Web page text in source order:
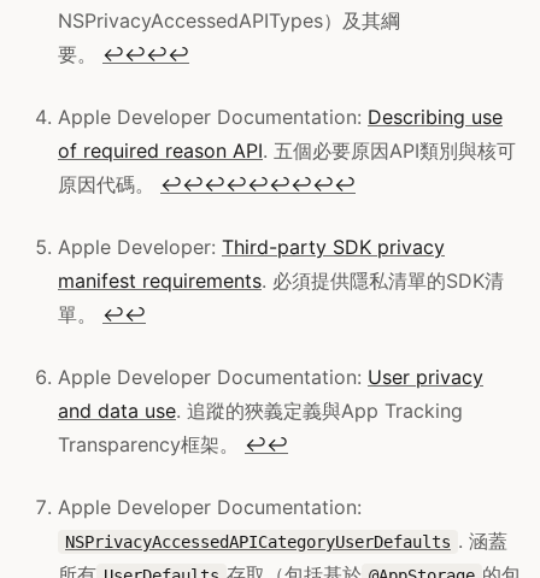
NSPrivacyAccessedAPITypes）及其綱
要。 ↩↩↩↩
Apple Developer Documentation: Describing use
of required reason API. 五個必要原因API類別與核可
原因代碼。 ↩↩↩↩↩↩↩↩↩
Apple Developer: Third-party SDK privacy
manifest requirements. 必須提供隱私清單的SDK清
單。 ↩↩
Apple Developer Documentation: User privacy
and data use. 追蹤的狹義定義與App Tracking
Transparency框架。 ↩↩
Apple Developer Documentation:
NSPrivacyAccessedAPICategoryUserDefaults . 涵蓋